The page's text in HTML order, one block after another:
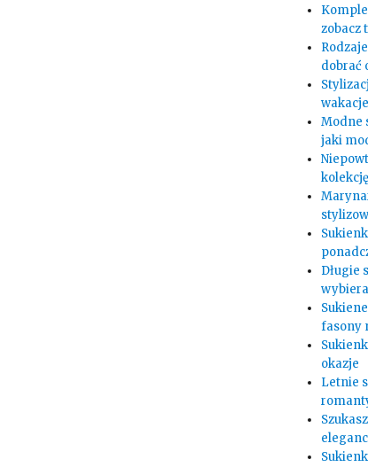
zobacz
dobrać
Modne
jaki
Długie
fasony
okazje
Letnie